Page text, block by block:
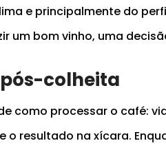
e principalmente do
um bom vinho, uma
colheita
como processar o café:
resultado na xícara.